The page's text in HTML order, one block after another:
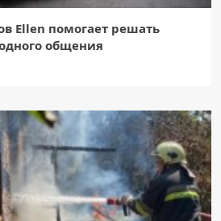
Ellen помогает решать
общения